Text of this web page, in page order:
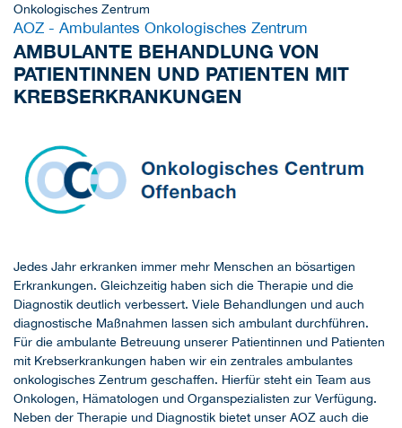
Onkologisches Zentrum
AOZ - Ambulantes Onkologisches Zentrum
AMBULANTE BEHANDLUNG VON
PATIENTINNEN UND PATIENTEN MIT
KREBSERKRANKUNGEN
Jedes Jahr erkranken immer mehr Menschen an bösartigen
Erkrankungen. Gleichzeitig haben sich die Therapie und die
Diagnostik deutlich verbessert. Viele Behandlungen und auch
diagnostische Maßnahmen lassen sich ambulant durchführen.
Für die ambulante Betreuung unserer Patientinnen und Patienten
mit Krebserkrankungen haben wir ein zentrales ambulantes
onkologisches Zentrum geschaffen. Hierfür steht ein Team aus
Onkologen, Hämatologen und Organspezialisten zur Verfügung.
Neben der Therapie und Diagnostik bietet unser AOZ auch die